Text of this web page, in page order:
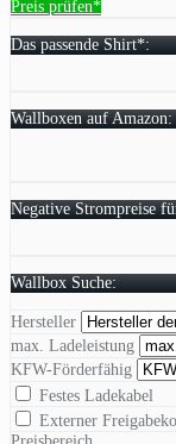
Preis prüfen*
Das passende Shirt*:
Wallboxen auf Amazon:
Negative Strompreise
Wallbox Suche:
Hersteller
max. Ladeleistung
KFW-Förderfähig
Festes Ladekabel
Externer
Preisbereich